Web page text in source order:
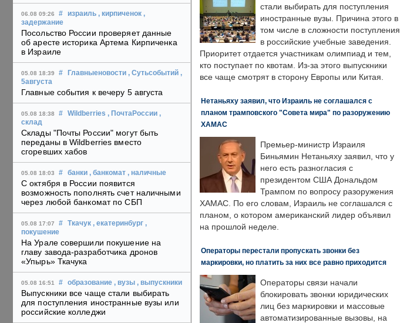
06.08 09:26 # израиль , кирпиченок ,
задержание
Посольство России проверяет данные
об аресте историка Артема Кирпиченка
в Израиле
05.08 18:39 # Главныеновости , Сутьсобытий ,
5августа
Главные события к вечеру 5 августа
05.08 18:38 # Wildberries , ПочтаРоссии ,
склад
Склады "Почты России" могут быть
переданы в Wildberries вместо
сгоревших хабов
05.08 18:03 # банки , банкомат , наличные
С октября в России появится
возможность пополнять счет наличными
через любой банкомат по СБП
05.08 17:07 # Ткачук , екатеринбург ,
покушение
На Урале совершили покушение на
главу завода-разработчика дронов
«Упырь» Ткачука
05.08 16:51 # образование , вузы , выпускники
Выпускники все чаще стали выбирать
для поступления иностранные вузы или
российские колледжи
стали выбирать для поступления
иностранные вузы. Причина этого в
том числе в сложности поступления
в российские учебные заведения.
Приоритет отдается участникам олимпиад и тем,
кто поступает по квотам. Из-за этого выпускники
все чаще смотрят в сторону Европы или Китая.
Нетаньяху заявил, что Израиль не соглашался с
планом трамповского "Совета мира" по разоружению
ХАМАС
Премьер-министр Израиля
Биньямин Нетаньяху заявил, что у
него есть разногласия с
президентом США Дональдом
Трампом по вопросу разоружения
ХАМАС. По его словам, Израиль не соглашался с
планом, о котором американский лидер объявил
на прошлой неделе.
Операторы перестали пропускать звонки без
маркировки, но платить за них все равно приходится
Операторы связи начали
блокировать звонки юридических
лиц без маркировки и массовые
автоматизированные вызовы, на